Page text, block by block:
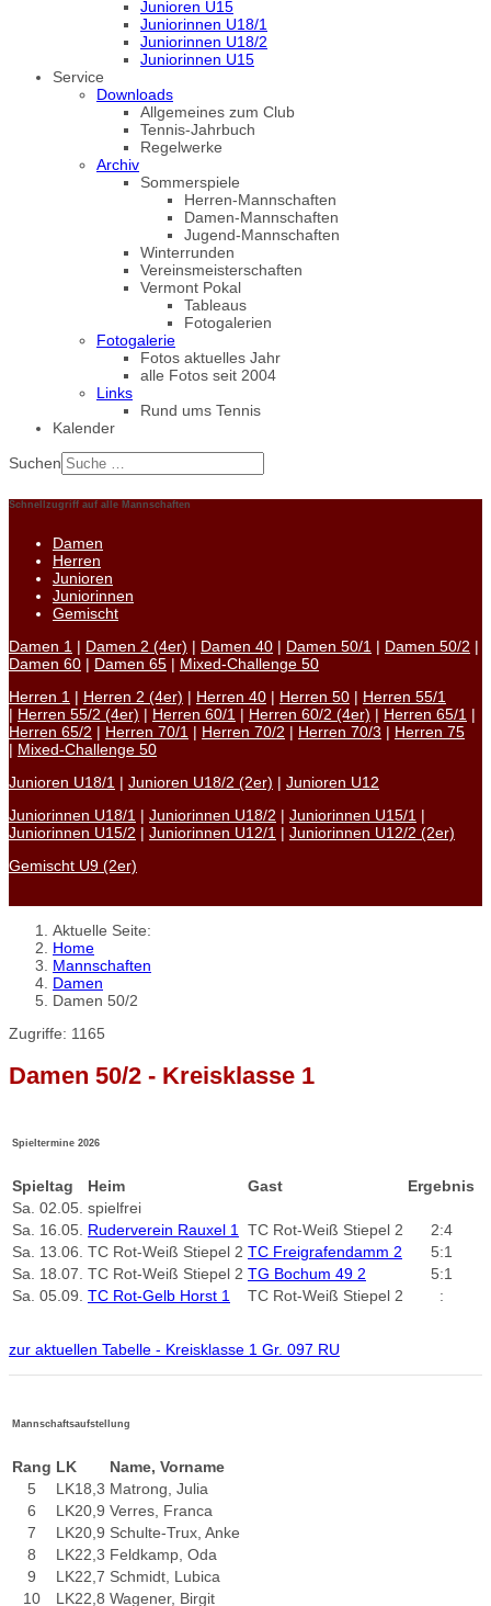
Junioren U15
Juniorinnen U18/1
Juniorinnen U18/2
Juniorinnen U15
Service
Downloads
Allgemeines zum Club
Tennis-Jahrbuch
Regelwerke
Archiv
Sommerspiele
Herren-Mannschaften
Damen-Mannschaften
Jugend-Mannschaften
Winterrunden
Vereinsmeisterschaften
Vermont Pokal
Tableaus
Fotogalerien
Fotogalerie
Fotos aktuelles Jahr
alle Fotos seit 2004
Links
Rund ums Tennis
Kalender
Suchen
Schnellzugriff auf alle Mannschaften
Damen
Herren
Junioren
Juniorinnen
Gemischt
Damen 1 | Damen 2 (4er) | Damen 40 | Damen 50/1 | Damen 50/2 |
Damen 60 | Damen 65 | Mixed-Challenge 50
Herren 1 | Herren 2 (4er) | Herren 40 | Herren 50 | Herren 55/1
| Herren 55/2 (4er) | Herren 60/1 | Herren 60/2 (4er) | Herren 65/1 |
Herren 65/2 | Herren 70/1 | Herren 70/2 | Herren 70/3 | Herren 75
| Mixed-Challenge 50
Junioren U18/1 | Junioren U18/2 (2er) | Junioren U12
Juniorinnen U18/1 | Juniorinnen U18/2 | Juniorinnen U15/1 |
Juniorinnen U15/2 | Juniorinnen U12/1 | Juniorinnen U12/2 (2er)
Gemischt U9 (2er)
Aktuelle Seite:
Home
Mannschaften
Damen
Damen 50/2
Zugriffe: 1165
Damen 50/2 - Kreisklasse 1
Spieltermine 2026
Spieltag Heim Gast
Ergebnis
Sa. 02.05. spielfrei
Sa.
16.05. Ruderverein Rauxel 1 TC Rot-Weiß Stiepel 2
2:4
Sa.
13.06. TC Rot-Weiß Stiepel 2 TC Freigrafendamm 2
5:1
Sa.
18.07. TC Rot-Weiß Stiepel 2 TG Bochum 49 2
5:1
Sa. 05.09. TC Rot-Gelb Horst 1 TC Rot-Weiß Stiepel 2 :
zur aktuellen Tabelle - Kreisklasse 1 Gr. 097 RU
Mannschaftsaufstellung
Rang LK
Name, Vorname
5
LK18,3 Matrong, Julia
6
LK20,9 Verres, Franca
7
LK20,9 Schulte-Trux, Anke
8
LK22,3 Feldkamp, Oda
9
LK22,7 Schmidt, Lubica
10
LK22,8 Wagener, Birgit